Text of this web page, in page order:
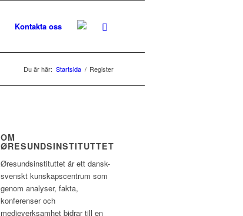
Kontakta oss
Du är här: Startsida / Register
OM
ØRESUNDSINSTITUTTET
Øresundsinstituttet är ett dansk-
svenskt kunskapscentrum som
genom analyser, fakta,
konferenser och
medieverksamhet bidrar till en